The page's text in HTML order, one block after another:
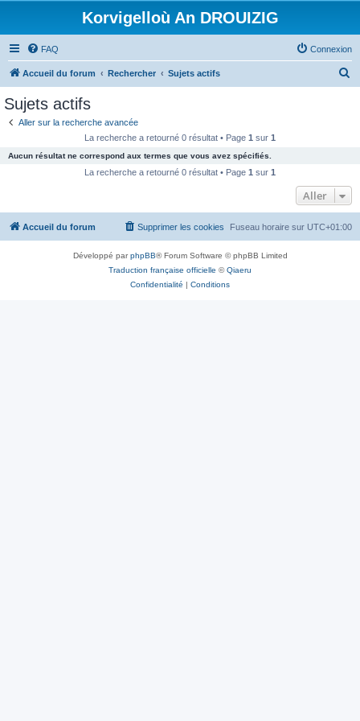
Korvigelloù An DROUIZIG
FAQ Connexion
Accueil du forum Rechercher Sujets actifs
c
e
Sujets actifs
Aller sur la recherche avancée
La recherche a retourné 0 résultat • Page 1 sur 1
Aucun résultat ne correspond aux termes que vous avez spécifiés.
La recherche a retourné 0 résultat • Page 1 sur 1
Aller
Accueil du forum Fuseau horaire sur UTC+01:00
Supprimer les cookies
Développé parphpBB® Forum Software © phpBB Limited
Traduction française officielle ©Qiaeru
Confidentialité | Conditions